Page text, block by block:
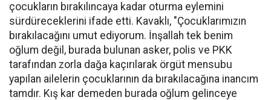
çocukların bırakılıncaya kadar oturma eylemini
sürdüreceklerini ifade etti. Kavaklı, "Çocuklarımızın
bırakılacağını umut ediyorum. İnşallah tek benim
oğlum değil, burada bulunan asker, polis ve PKK
tarafından zorla dağa kaçırılarak örgüt mensubu
yapılan ailelerin çocuklarının da bırakılacağına inancım
tamdır. Kış kar demeden burada oğlum gelinceye